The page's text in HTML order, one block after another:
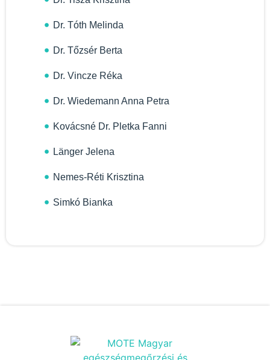
Dr. Tóth Melinda
Dr. Tőzsér Berta
Dr. Vincze Réka
Dr. Wiedemann Anna Petra
Kovácsné Dr. Pletka Fanni
Länger Jelena
Nemes-Réti Krisztina
Simkó Bianka